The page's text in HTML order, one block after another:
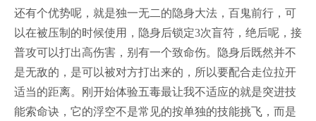
还有个优势呢，就是独一无二的隐身大法，百鬼前行，可
以在被压制的时候使用，隐身后锁定3次盲符，绝后呢，接
普攻可以打出高伤害，别有一个致命伤。隐身后既然并不
是无敌的，是可以被对方打出来的，所以要配合走位拉开
适当的距离。刚开始体验五毒最让我不适应的就是突进技
能索命诀，它的浮空不是常见的按单独的技能挑飞，而是